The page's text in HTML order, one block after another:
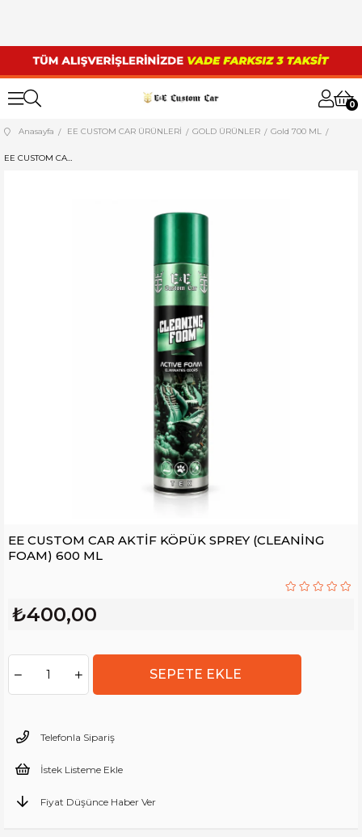
0
Anasayfa EE CUSTOM CAR ÜRÜNLERİ GOLD ÜRÜNLER Gold 700 ML
EE CUSTOM CAR AKTİF KÖPÜK SPREY (CLEANİNG FOAM) 600 ML
EE CUSTOM CAR AKTİF KÖPÜK SPREY (CLEANİNG
FOAM) 600 ML
₺400,00
Telefonla Sipariş
İstek Listeme Ekle
Fiyat Düşünce Haber Ver